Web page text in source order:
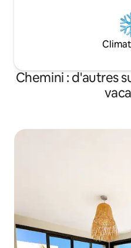
Chemini : d'autres